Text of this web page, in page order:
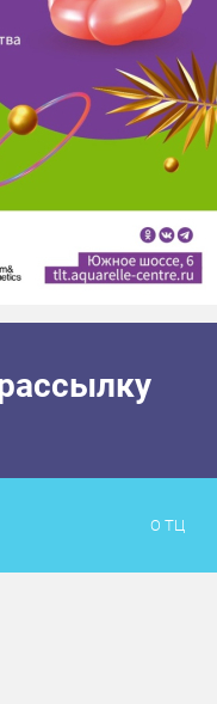
О ТЦ